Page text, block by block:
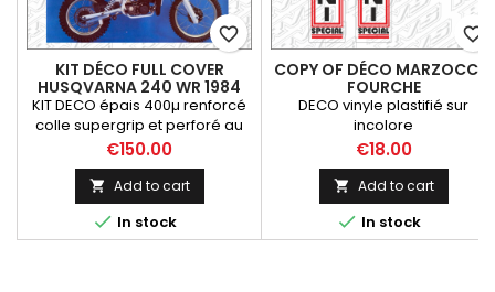
KIT DÉCO FULL COVER
HUSQVARNA 240 WR 1984
HERITAGE
KIT DECO épais 400µ renforcé
colle supergrip et perforé au
niveau du réservoir Recouvre
complètement les plastiques.
permet une remise en état
rapide et simple. Autres déco
possible sur simple demande.
( GB ar - GB av - Réservoir -
Price
€150.00
 Add to cart
 In stock
favorite_border
COPY OF DÉCO MARZOCCHI
FOURCHE
DECO vinyle plastifié sur
incolore
Price
€18.00
 Add to cart
 In stock
favorite_border